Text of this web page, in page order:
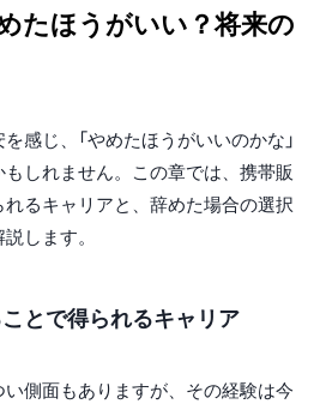
たほうがいい？将来の
感じ、「やめたほうがいいのかな」
しれません。この章では、携帯販
るキャリアと、辞めた場合の選択
します。
とで得られるキャリア
側面もありますが、その経験は今